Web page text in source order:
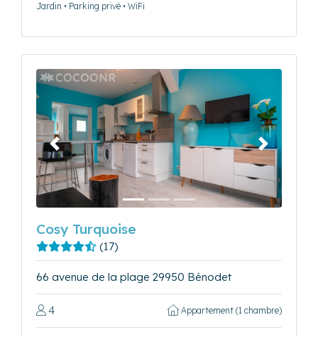
Jardin • Parking privé • WiFi
Précédent Suivant
Cosy Turquoise
(17)
66 avenue de la plage 29950 Bénodet
4 Appartement (1 chambre)